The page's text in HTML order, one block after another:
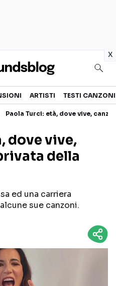
x
TESTI CANZONI
TOUR ED EVENTI
sui social
ARTISTI TESTI CANZONI
Paola Turci: età, dove vive,
dove vive,
della
ed una carriera
sue canzoni.